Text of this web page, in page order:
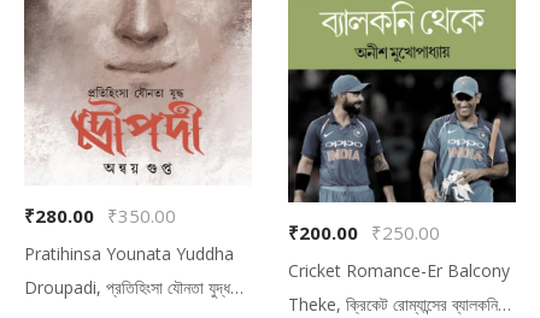
₹280.00 ₹350.00
Pratihinsa Younata Yuddha
Droupadi, প্রতিহিংসা যৌনতা যুদ্ধ
₹200.00 ₹250.00
Cricket Romance-Er Balcony
Theke, ক্রিকেট রোম্যান্সের ব্যালকনি